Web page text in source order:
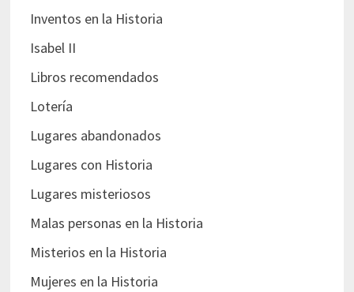
Inventos en la Historia
Isabel II
Libros recomendados
Lotería
Lugares abandonados
Lugares con Historia
Lugares misteriosos
Malas personas en la Historia
Misterios en la Historia
Mujeres en la Historia